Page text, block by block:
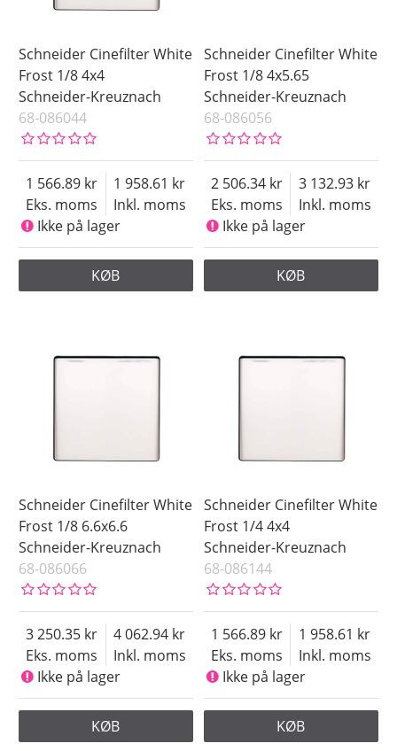
Schneider Cinefilter White
Frost 1/8 4x4
Schneider-Kreuznach
68-086044
Eks. moms
1 566.89
Inkl. moms
1 958.61
Ikke på lager
KØB
Schneider Cinefilter White
Frost 1/8 4x5.65
Schneider-Kreuznach
68-086056
Eks. moms
2 506.34
Inkl. moms
3 132.93
Ikke på lager
KØB
Schneider Cinefilter White
Frost 1/8 6.6x6.6
Schneider-Kreuznach
68-086066
Eks. moms
3 250.35
Inkl. moms
4 062.94
Ikke på lager
KØB
Schneider Cinefilter White
Frost 1/4 4x4
Schneider-Kreuznach
68-086144
Eks. moms
1 566.89
Inkl. moms
1 958.61
Ikke på lager
KØB